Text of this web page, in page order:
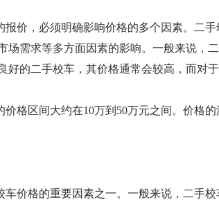
报价，必须明确影响价格的多个因素。二
场需求等多方面因素的影响。一般来说，
好的二手校车，其价格通常会较高，而对
格区间大约在10万到50万元之间。价格
车价格的重要因素之一。一般来说，二手